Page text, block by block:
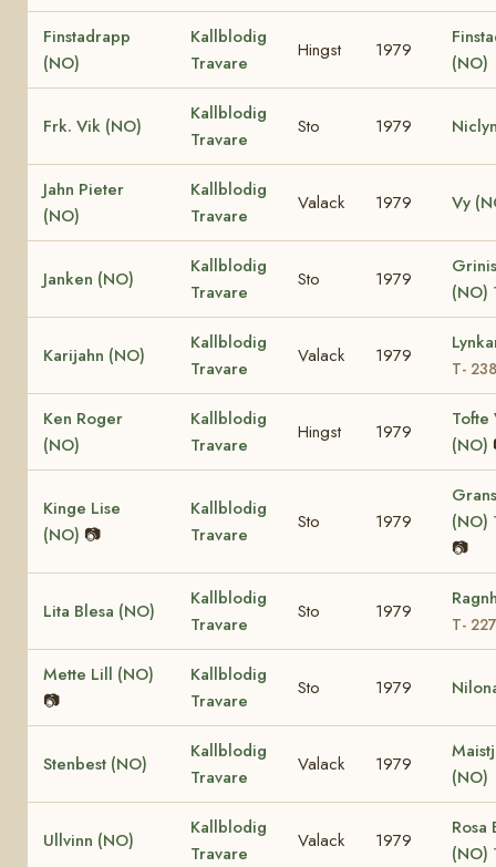
Finstadrapp
(NO)
Kallblodig
Travare
Hingst 1979
(NO)
Frk. Vik (NO)
Kallblodig
Travare
Sto 1979
Jahn Pieter
(NO)
Kallblodig
Travare
Valack 1979 Vy
Janken (NO)
Kallblodig
Travare
Sto 1979
(NO)
Karijahn (NO)
Kallblodig
Travare
Valack 1979
T-
Ken Roger
(NO)
Kallblodig
Travare
Hingst 1979
Tofte
(NO)
Kinge Lise
(NO) 📷
Kallblodig
Travare
Sto 1979
(NO)
📷
Lita Blesa (NO)
Kallblodig
Travare
Sto 1979
T-
Mette Lill (NO)
📷
Kallblodig
Travare
Sto 1979
Stenbest (NO)
Kallblodig
Travare
Valack 1979
(NO)
Ullvinn (NO)
Kallblodig
Travare
Valack 1979
Rosa
(NO)